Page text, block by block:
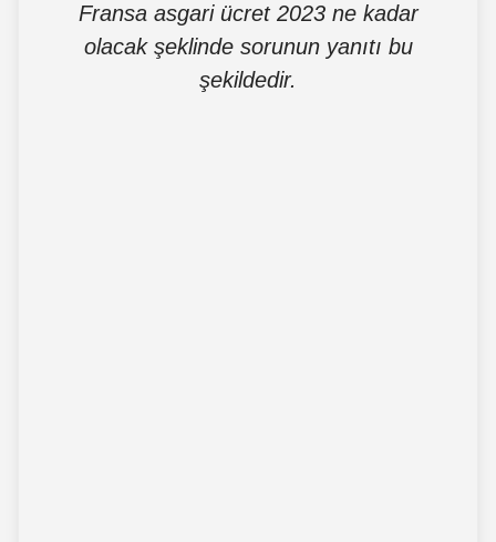
Fransa asgari ücret 2023 ne kadar
olacak şeklinde sorunun yanıtı bu
şekildedir.